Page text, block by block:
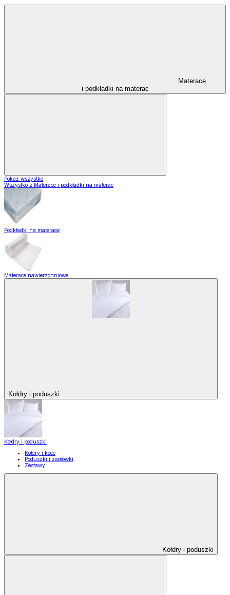
Materace
i podkładki na materac
Pokaż wszystko
Wszystko z Materace i podkładki na materac
Podkładki na materace
Materace nawierzchniowe
Kołdry i poduszki
Kołdry i poduszki
Kołdry i koce
Poduszki i zagłówki
Zestawy
Kołdry i poduszki